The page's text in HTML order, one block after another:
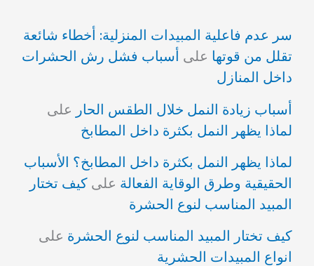
سر عدم فاعلية المبيدات المنزلية: أخطاء شائعة
تقلل من قوتها على أسباب فشل رش الحشرات
داخل المنازل
أسباب زيادة النمل خلال الطقس الحار على
لماذا يظهر النمل بكثرة داخل المطابخ
لماذا يظهر النمل بكثرة داخل المطابخ؟ الأسباب
الحقيقية وطرق الوقاية الفعالة على كيف تختار
المبيد المناسب لنوع الحشرة
كيف تختار المبيد المناسب لنوع الحشرة على
انواع المبيدات الحشرية